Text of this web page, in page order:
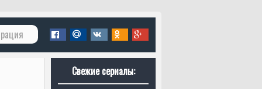
Свежие сериалы: